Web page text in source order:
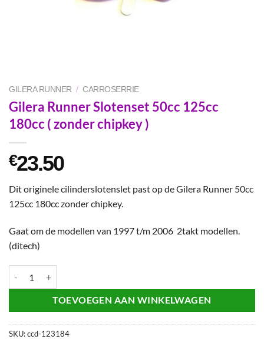
GILERA RUNNER / CARROSERRIE
Gilera Runner Slotenset 50cc 125cc
180cc ( zonder chipkey )
€23.50
Dit originele cilinderslotenslet past op de Gilera Runner 50cc
125cc 180cc zonder chipkey.
Gaat om de modellen van 1997 t/m 2006 2takt modellen.
(ditech)
TOEVOEGEN AAN WINKELWAGEN
SKU:ccd-123184